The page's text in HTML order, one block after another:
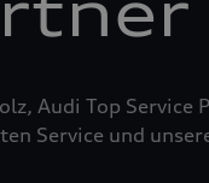
Audi Top Service
Service und